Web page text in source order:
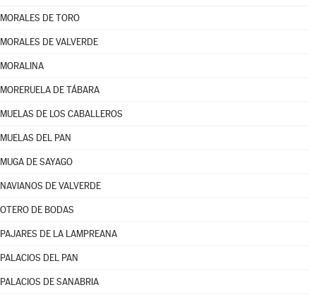
MORALES DE TORO
MORALES DE VALVERDE
MORALINA
MORERUELA DE TÁBARA
MUELAS DE LOS CABALLEROS
MUELAS DEL PAN
MUGA DE SAYAGO
NAVIANOS DE VALVERDE
OTERO DE BODAS
PAJARES DE LA LAMPREANA
PALACIOS DEL PAN
PALACIOS DE SANABRIA